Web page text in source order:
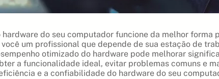
do seu computador funcione da melhor forma
um profissional que depende de sua estação de
otimizado do hardware pode melhorar
a funcionalidade ideal, evitar problemas comuns e
e a confiabilidade do hardware do seu